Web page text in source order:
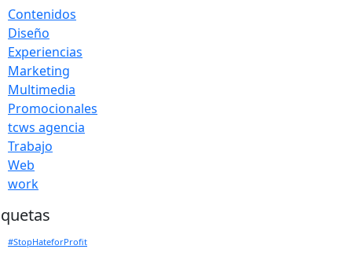
Contenidos
Diseño
Experiencias
Marketing
Multimedia
Promocionales
tcws agencia
Trabajo
Web
work
#StopHateforProfit